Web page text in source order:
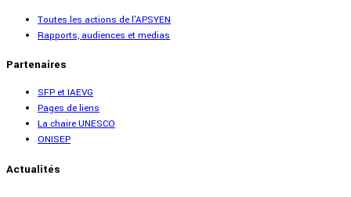
Toutes les actions de l'APSYEN
Rapports, audiences et medias
Partenaires
SFP et IAEVG
Pages de liens
La chaire UNESCO
ONISEP
Actualités